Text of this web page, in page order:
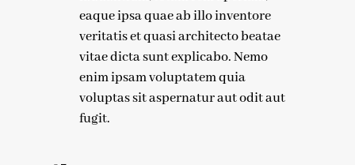
eaque ipsa quae ab illo inventore
veritatis et quasi architecto beatae
vitae dicta sunt explicabo. Nemo
enim ipsam voluptatem quia
voluptas sit aspernatur aut odit aut
fugit.